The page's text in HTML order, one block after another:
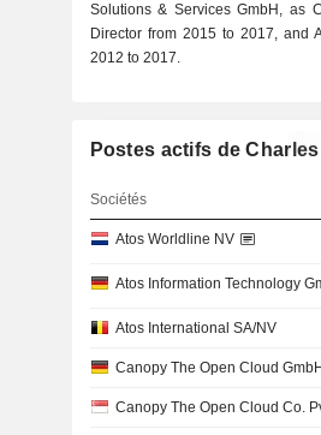
Solutions & Services GmbH, as
Director from 2015 to 2017, and
2012 to 2017.
Postes actifs de
Sociétés
Atos Worldline NV
Atos Information Technology
Atos International SA/NV
Canopy The Open Cloud GmbH
Canopy The Open Cloud Co.